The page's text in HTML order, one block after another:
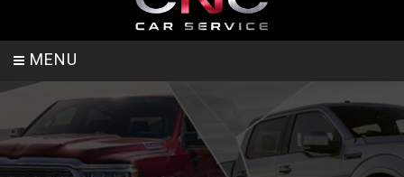
MENU
TRANG CHỦ DỊCH VỤ SẢN PHẨM